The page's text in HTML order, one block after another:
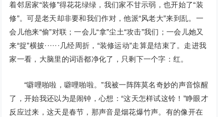
着邻居家“装修”得花花绿绿，我们家不甘示弱，也开始了“装
修”。可是老天却非要和我们作对，他派“风老大”来到乱。一
会儿他来“偷”对联；一会儿“拿”尘土“攻击”我们；一会儿她又
来“捉”横披······几经周折，“装修运动”走算是结束了。走进我
家一看，大脑里的词语都净化了，只剩下一个字：红。
“噼哩啪啦，噼哩啪啦。”我被一阵阵莫名奇妙的声音惊醒
了，开始我还以为是闹钟，心想：“这天怎样试这铃！”睁眼才
反应过来，这天是春节，那声音是烟花爆竹声。有的像开在